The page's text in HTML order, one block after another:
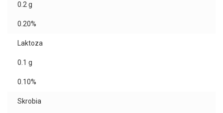
0.2g
0.20%
Laktoza
0.1 g
0.10%
Skrobia